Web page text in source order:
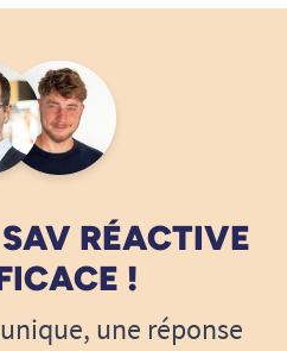
et stable.
grâce à une
sur sol plat et
aux normes CE et
RÉACTIVE
!
une réponse